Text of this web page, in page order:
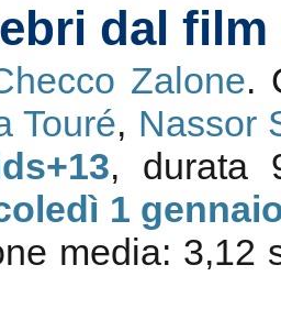
dal film
Zalone.
Touré, Nassor
, durata
1
media: 3,12